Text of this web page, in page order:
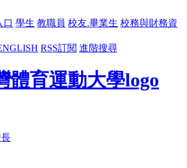
口 學生 教職員 校友.畢業生 校務與財務資
RSS訂閱 進階搜尋